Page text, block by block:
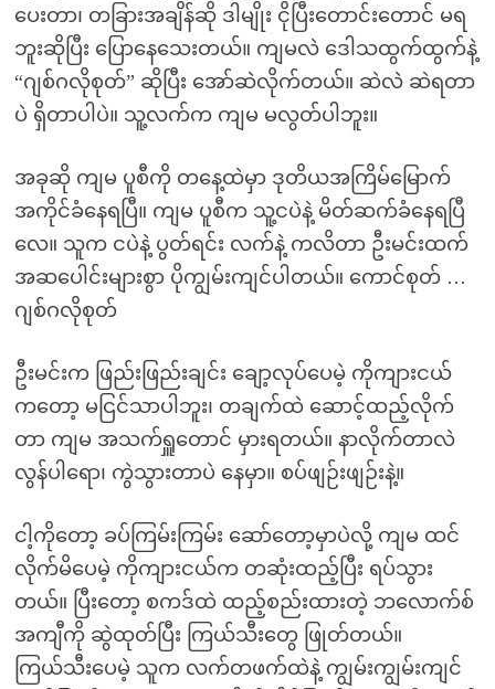
ပေးတာ၊ တခြားအချိန်ဆို ဒါမျိုး ငိုပြီးတောင်းတောင် မရ
ဘူးဆိုပြီး ပြောနေသေးတယ်။ ကျမလဲ ဒေါသထွက်ထွက်နဲ့
“ဂျစ်ဂလိုစုတ်” ဆိုပြီး အော်ဆဲလိုက်တယ်။ ဆဲလဲ ဆဲရတာ
ပဲ ရှိတာပါပဲ။ သူ့လက်က ကျမ မလွတ်ပါဘူး။
အခုဆို ကျမ ပူစီကို တနေ့ထဲမှာ ဒုတိယအကြိမ်မြောက်
အကိုင်ခံနေရပြီ။ ကျမ ပူစီက သူ့ငပဲနဲ့ မိတ်ဆက်ခံနေရပြီ
လေ။ သူက ငပဲနဲ့ ပွတ်ရင်း လက်နဲ့ ကလိတာ ဦးမင်းထက်
အဆပေါင်းများစွာ ပိုကျွမ်းကျင်ပါတယ်။ ကောင်စုတ် …
ဂျစ်ဂလိုစုတ်
ဦးမင်းက ဖြည်းဖြည်းချင်း ချော့လုပ်ပေမဲ့ ကိုကျားငယ်
ကတော့ မငြင်သာပါဘူး၊ တချက်ထဲ ဆောင့်ထည့်လိုက်
တာ ကျမ အသက်ရှူတောင် မှားရတယ်။ နာလိုက်တာလဲ
လွန်ပါရော၊ ကွဲသွားတာပဲ နေမှာ။ စပ်ဖျဉ်းဖျဉ်းနဲ့။
ငါ့ကိုတော့ ခပ်ကြမ်းကြမ်း ဆော်တော့မှာပဲလို့ ကျမ ထင်
လိုက်မိပေမဲ့ ကိုကျားငယ်က တဆုံးထည့်ပြီး ရပ်သွား
တယ်။ ပြီးတော့ စကဒ်ထဲ ထည့်စည်းထားတဲ့ ဘလောက်စ်
အကျီကို ဆွဲထုတ်ပြီး ကြယ်သီးတွေ ဖြုတ်တယ်။
ကြယ်သီးပေမဲ့ သူက လက်တဖက်ထဲနဲ့ ကျွမ်းကျွမ်းကျင်